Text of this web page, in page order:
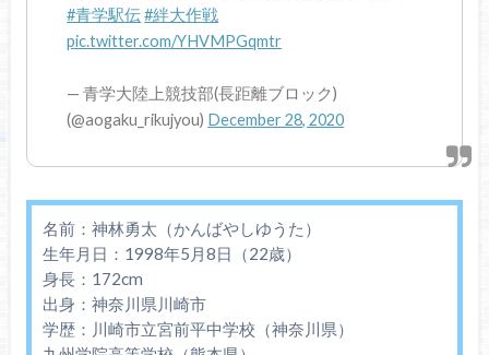
#青学駅伝#絆大作戦
pic.twitter.com/YHVMPGqmtr
— 青学大陸上競技部(長距離ブロック)
(@aogaku_rikujyou) December 28, 2020
名前：神林勇太（かんばやしゆうた）
生年月日：1998年5月8日（22歳）
身長：172cm
出身：神奈川県川崎市
学歴：川崎市立宮前平中学校（神奈川県）